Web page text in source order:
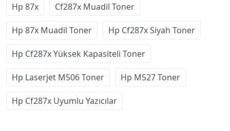
Hp 87x Cf287x Muadil Toner
Hp 87x Muadil Toner Hp Cf287x Siyah Toner
Hp Cf287x Yüksek Kapasiteli Toner
Hp Laserjet M506 Toner Hp M527 Toner
Hp Cf287x Uyumlu Yazıcılar